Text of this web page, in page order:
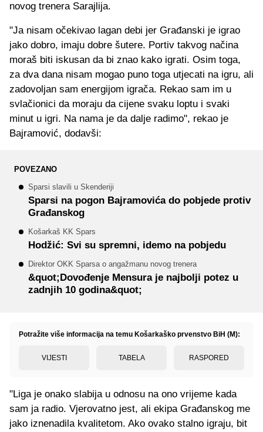
novog trenera Sarajlija.
"Ja nisam očekivao lagan debi jer Građanski je igrao
jako dobro, imaju dobre šutere. Portiv takvog načina
moraš biti iskusan da bi znao kako igrati. Osim toga,
za dva dana nisam mogao puno toga utjecati na igru, ali
zadovoljan sam energijom igrača. Rekao sam im u
svlačionici da moraju da cijene svaku loptu i svaki
minut u igri. Na nama je da dalje radimo", rekao je
Bajramović, dodavši:
POVEZANO
Sparsi slavili u Skenderiji
Sparsi na pogon Bajramovića do pobjede protiv
Građanskog
Košarkaš KK Spars
Hodžić: Svi su spremni, idemo na pobjedu
Direktor OKK Sparsa o angažmanu novog trenera
&quot;Dovođenje Mensura je najbolji potez u
zadnjih 10 godina&quot;
Potražite više informacija na temu Košarkaško prvenstvo BiH (M):
VIJESTI TABELA RASPORED
"Liga je onako slabija u odnosu na ono vrijeme kada
sam ja radio. Vjerovatno jest, ali ekipa Građanskog me
jako iznenadila kvalitetom. Ako ovako stalno igraju, bit